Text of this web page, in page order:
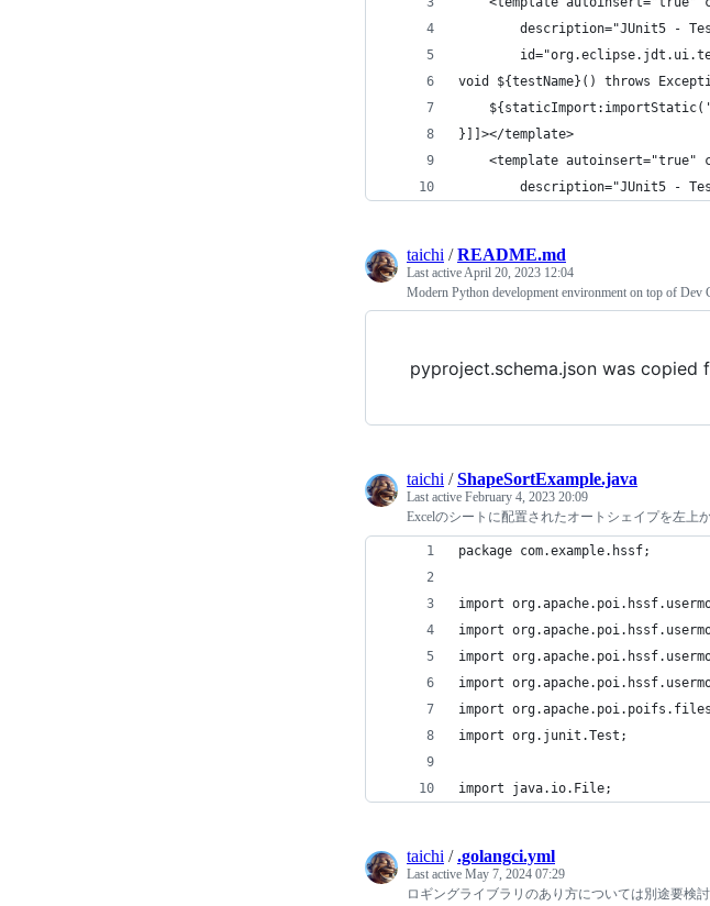
description="JUnit5 -
void ${testName}() throws
}]]></template>
<template autoinsert="true"
description="JUnit5 -
taichi /README.md
Last activeApril 20, 2023 12:04
Modern Python development environment on top of Dev
pyproject.schema.json was copied
taichi /ShapeSortExample.java
Last active February 4, 2023 20:09
Excelのシートに配置されたオートシェイプを左上
package com.example.hssf;
import
import
import
import
import
import org.junit.Test;
import java.io.File;
taichi /.golangci.yml
Last active May 7, 2024 07:29
ロギングライブラリのあり方については別途要検